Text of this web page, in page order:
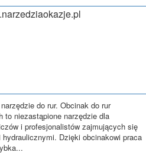
do rur. Obcinak do rur
to niezastąpione narzędzie dla
i profesjonalistów zajmujących się
Dzięki obcinakowi praca